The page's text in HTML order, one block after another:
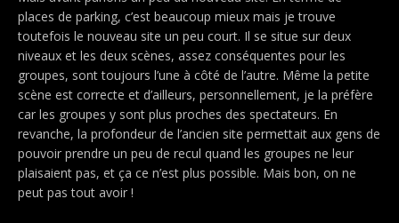
places de parking, c’est beaucoup mieux mais je trouve
toutefois le nouveau site un peu court. Il se situe sur deux
niveaux et les deux scènes, assez conséquentes pour les
groupes, sont toujours l’une à côté de l’autre. Même la petite
scène est correcte et d’ailleurs, personnellement, je la préfère
car les groupes y sont plus proches des spectateurs. En
revanche, la profondeur de l’ancien site permettait aux gens de
pouvoir prendre un peu de recul quand les groupes ne leur
plaisaient pas, et ça ce n’est plus possible. Mais bon, on ne
peut pas tout avoir !